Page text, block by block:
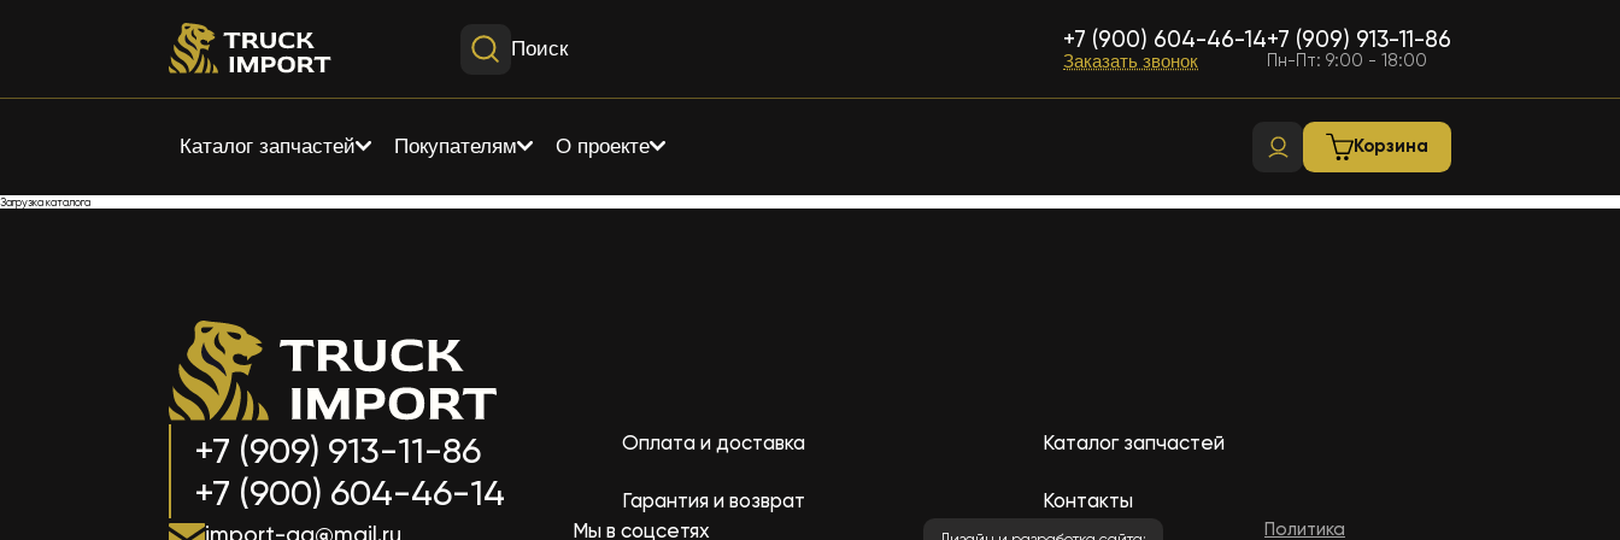
Поиск +7 (900) 604-46-14
Заказать звонок
+7 (909) 913-11-86
Пн-Пт: 9:00 - 18:00
Каталог запчастей Покупателям О проекте Корзина
Загрузка каталога
+7 (909) 913-11-86
+7 (900) 604-46-14
Оплата и доставка
Гарантия и возврат
Каталог запчастей
Контакты
Мы в соцсетях
Политика